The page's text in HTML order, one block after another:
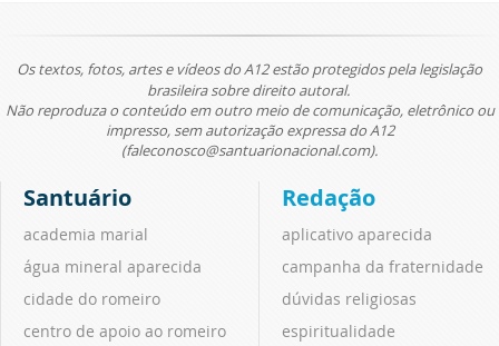
Os textos, fotos, artes e vídeos do A12 estão protegidos pela legislação
brasileira sobre direito autoral.
Não reproduza o conteúdo em outro meio de comunicação, eletrônico ou
impresso, sem autorização expressa do A12
(faleconosco@santuarionacional.com).
Santuário
academia marial
água mineral aparecida
cidade do romeiro
centro de apoio ao romeiro
Redação
aplicativo aparecida
campanha da fraternidade
dúvidas religiosas
espiritualidade